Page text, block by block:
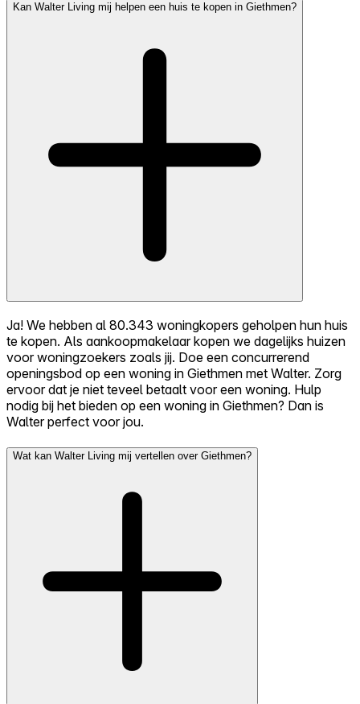
Kan Walter Living mij helpen een huis te kopen in Giethmen?
Ja! We hebben al 80.343 woningkopers geholpen hun huis
te kopen. Als aankoopmakelaar kopen we dagelijks huizen
voor woningzoekers zoals jij. Doe een concurrerend
openingsbod op een woning in Giethmen met Walter. Zorg
ervoor dat je niet teveel betaalt voor een woning. Hulp
nodig bij het bieden op een woning in Giethmen? Dan is
Walter perfect voor jou.
Wat kan Walter Living mij vertellen over Giethmen?